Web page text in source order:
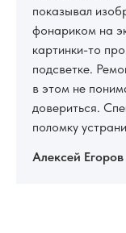
показывал
фонариком на
картинки-то
подсветке.
в этом не
довериться.
поломку
Алексей Егоров